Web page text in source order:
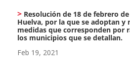
Resolución de 18 de febrero
Huelva, por la que se adoptan
medidas que corresponden por
los municipios que se detallan.
Feb 19, 2021